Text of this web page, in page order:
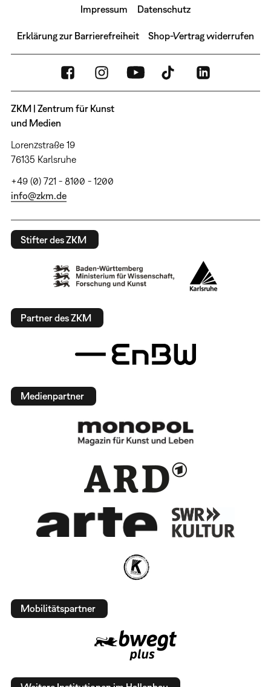
Impressum Datenschutz
Erklärung zur Barrierefreiheit Shop-Vertrag widerrufen
ZKM | Zentrum für Kunst
und Medien
Lorenzstraße 19
76135 Karlsruhe
+49 (0) 721 - 8100 - 1200
info@zkm.de
Stifter des ZKM
Partner des ZKM
Medienpartner
Mobilitätspartner